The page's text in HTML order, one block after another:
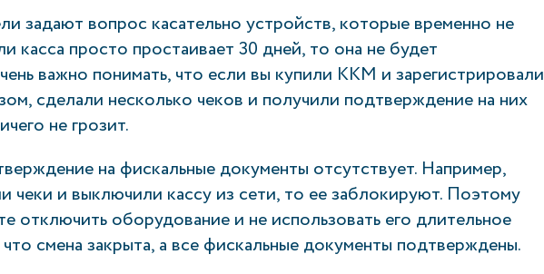
задают вопрос касательно устройств, которые временно не
касса просто простаивает 30 дней, то она не будет
важно понимать, что если вы купили ККМ и зарегистрировали
сделали несколько чеков и получили подтверждение на них
не грозит.
на фискальные документы отсутствует. Например,
чеки и выключили кассу из сети, то ее заблокируют. Поэтому
отключить оборудование и не использовать его длительное
смена закрыта, а все фискальные документы подтверждены.